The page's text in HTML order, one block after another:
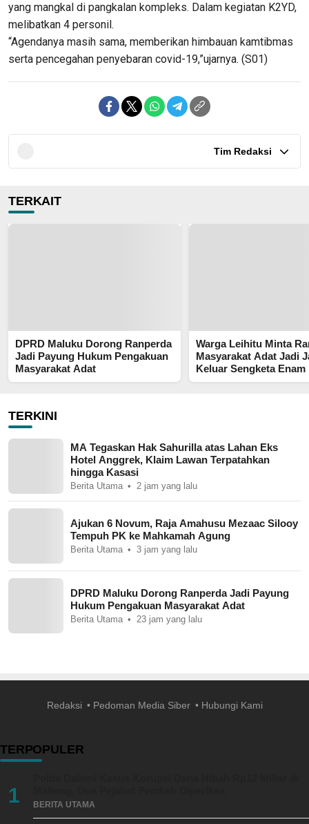
yang mangkal di pangkalan kompleks. Dalam kegiatan K2YD,
melibatkan 4 personil.
“Agendanya masih sama, memberikan himbauan kamtibmas
serta pencegahan penyebaran covid-19,”ujarnya. (S01)
Tim Redaksi
TERKAIT
DPRD Maluku Dorong Ranperda
Jadi Payung Hukum Pengakuan
Masyarakat Adat
Warga Leihitu Minta
Masyarakat Adat Jadi
Keluar Sengketa Enam
Tanjung Sial
TERKINI
MA Tegaskan Hak Sahurilla atas Lahan Eks
Hotel Anggrek, Klaim Lawan Terpatahkan
hingga Kasasi
Berita Utama 2 jam yang lalu
Ajukan 6 Novum, Raja Amahusu Mezaac Silooy
Tempuh PK ke Mahkamah Agung
Berita Utama 3 jam yang lalu
DPRD Maluku Dorong Ranperda Jadi Payung
Hukum Pengakuan Masyarakat Adat
Berita Utama 23 jam yang lalu
Redaksi Pedoman Media Siber Hubungi Kami
TERPOPULER
1 BERITA UTAMA